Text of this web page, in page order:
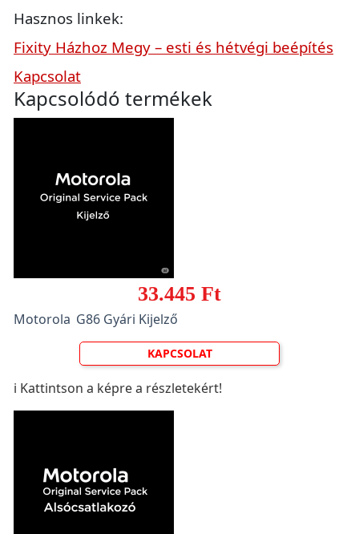
Hasznos linkek:
Fixity Házhoz Megy – esti és hétvégi beépítés
Kapcsolat
Kapcsolódó termékek
33.445 Ft
Motorola G86 Gyári Kijelző
KAPCSOLAT
ℹ️ Kattintson a képre a részletekért!